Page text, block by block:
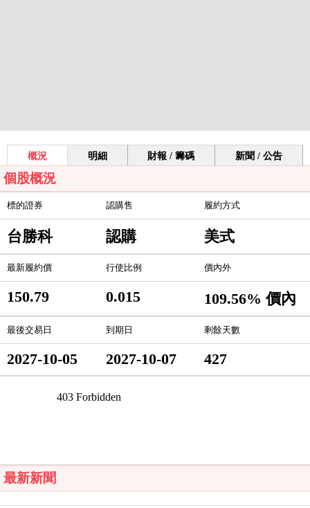
概況 明細 財報 / 籌碼 新聞 / 公告
個股概況
標的證券 認購售 履約方式
台勝科 認購 美式
最新履約價 行使比例 價內外
150.79 0.015 109.56% 價內
最後交易日 到期日 剩餘天數
2027-10-05 2027-10-07 427
最新新聞